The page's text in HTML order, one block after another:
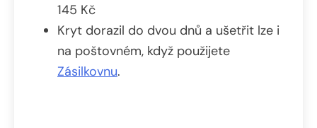
145 Kč
Kryt dorazil do dvou dnů a ušetřit lze i
na poštovném, když použijete
Zásilkovnu.